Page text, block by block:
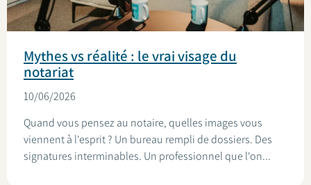
Mythes vs réalité : le vrai visage du
notariat
10/06/2026
Quand vous pensez au notaire, quelles images vous
viennent à l'esprit ? Un bureau rempli de dossiers. Des
signatures interminables. Un professionnel que l'on...